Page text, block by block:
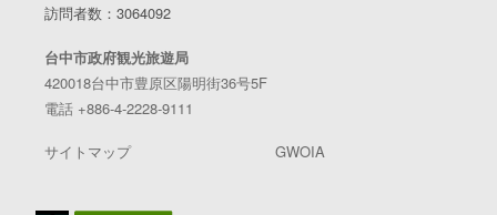
訪問者数：3064092
台中市政府観光旅遊局
420018台中市豊原区陽明街36号5F
電話 +886-4-2228-9111
サイトマップ GWOIA